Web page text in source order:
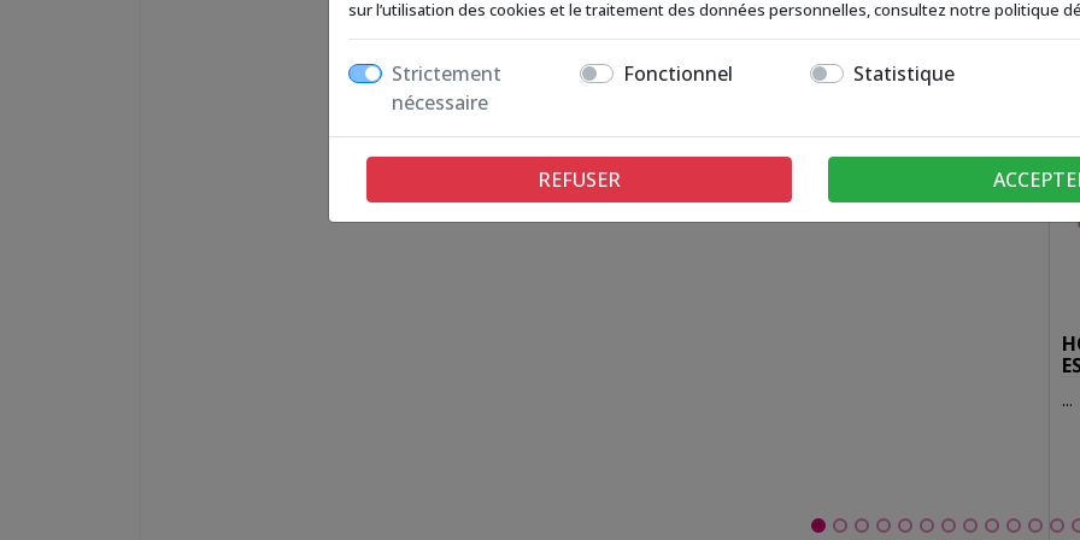
sur l’utilisation des cookies et le traitement des données personnelles, consultez notre politique
Strictement
nécessaire
Fonctionnel Statistique
REFUSER